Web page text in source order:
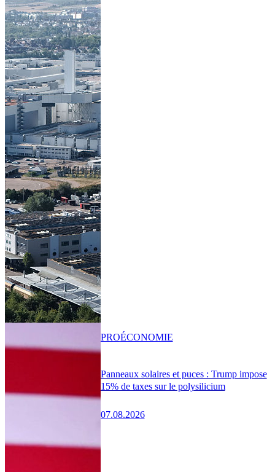
Panneaux solaires et puces : Trump impose
15% de taxes sur le polysilicium
07.08.2026
PROÉCONOMIE